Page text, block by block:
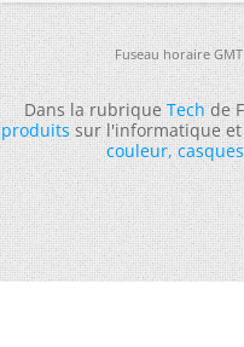
Fuseau horaire
Dans la rubriqueTechde
produitssur l'informatique et
couleur,